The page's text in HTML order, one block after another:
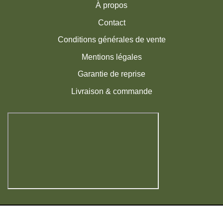
À propos
Contact
Conditions générales de vente
Mentions légales
Garantie de reprise
Livraison & commande